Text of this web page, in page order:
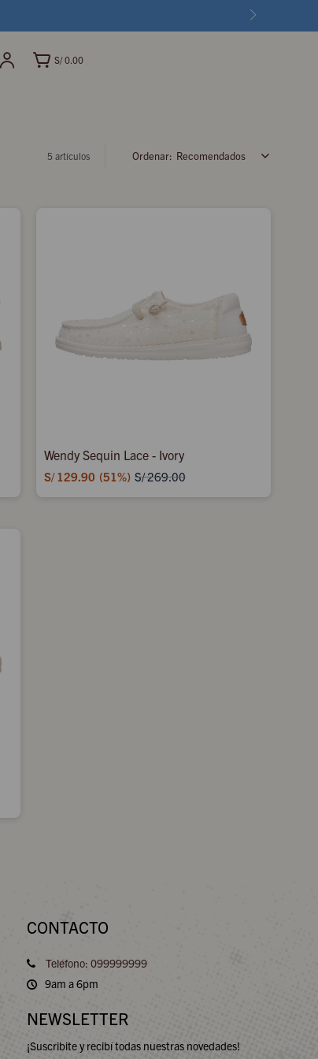
S/ 0.00
5 artículos Recomendados
Wendy Sequin Lace - Ivory
S/ 129.90 51 S/269.00
CONTACTO
Teléfono: 099999999
9am a 6pm
NEWSLETTER
¡Suscribite y recibí todas nuestras novedades!